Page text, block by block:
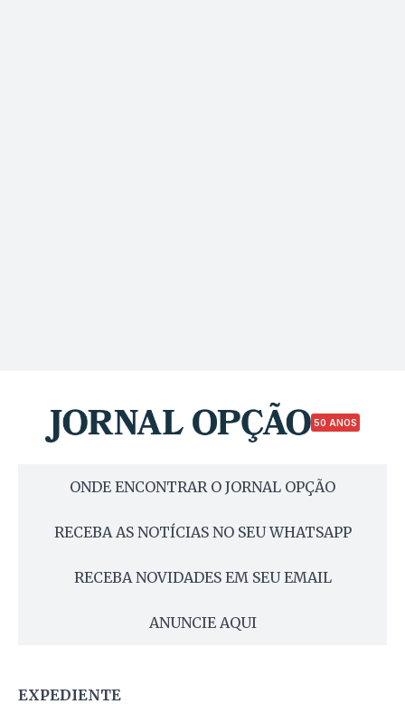
50 ANOS
ONDE ENCONTRAR O JORNAL OPÇÃO
RECEBA AS NOTÍCIAS NO SEU WHATSAPP
RECEBA NOVIDADES EM SEU EMAIL
ANUNCIE AQUI
EXPEDIENTE